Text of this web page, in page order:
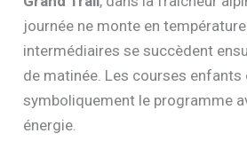
journée ne monte en
intermédiaires se succèdent
de matinée. Les courses
symboliquement le programme
énergie.